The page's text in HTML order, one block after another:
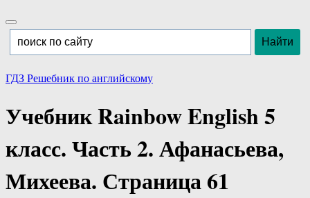
ГДЗ Решебник по английскому
Учебник Rainbow English 5
класс. Часть 2. Афанасьева,
Михеева. Страница 61